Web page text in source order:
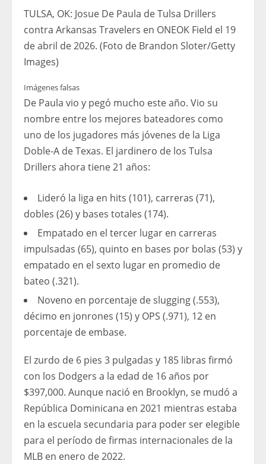
TULSA, OK: Josue De Paula de Tulsa Drillers
contra Arkansas Travelers en ONEOK Field el 19
de abril de 2026. (Foto de Brandon Sloter/Getty
Images)
Imágenes falsas
De Paula vio y pegó mucho este año. Vio su
nombre entre los mejores bateadores como
uno de los jugadores más jóvenes de la Liga
Doble-A de Texas. El jardinero de los Tulsa
Drillers ahora tiene 21 años:
Lideró la liga en hits (101), carreras (71),
dobles (26) y bases totales (174).
Empatado en el tercer lugar en carreras
impulsadas (65), quinto en bases por bolas (53) y
empatado en el sexto lugar en promedio de
bateo (.321).
Noveno en porcentaje de slugging (.553),
décimo en jonrones (15) y OPS (.971), 12 en
porcentaje de embase.
El zurdo de 6 pies 3 pulgadas y 185 libras firmó
con los Dodgers a la edad de 16 años por
$397,000. Aunque nació en Brooklyn, se mudó a
República Dominicana en 2021 mientras estaba
en la escuela secundaria para poder ser elegible
para el período de firmas internacionales de la
MLB en enero de 2022.